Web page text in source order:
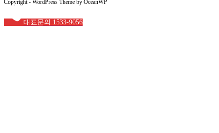
Copyright - WordPress Theme by OceanWP
대표문의 1533-9056